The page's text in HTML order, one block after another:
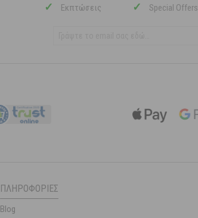
✓ Εκπτώσεις ✓ Special Offers
ΠΛΗΡΟΦΟΡΊΕΣ
Blog